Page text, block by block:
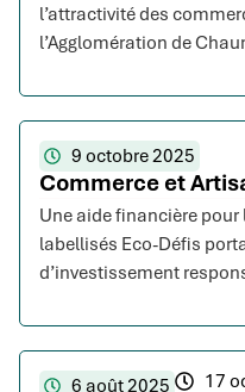
l’attractivité des
l’Agglomération de
9 octobre 2025
Commerce et
Une aide financière
labellisés Eco-Défis
d’investissement
6 août 2025 17